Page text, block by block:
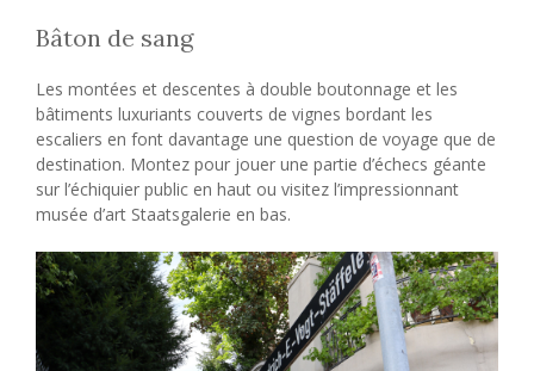
Bâton de sang
Les montées et descentes à double boutonnage et les
bâtiments luxuriants couverts de vignes bordant les
escaliers en font davantage une question de voyage que de
destination. Montez pour jouer une partie d’échecs géante
sur l’échiquier public en haut ou visitez l’impressionnant
musée d’art Staatsgalerie en bas.